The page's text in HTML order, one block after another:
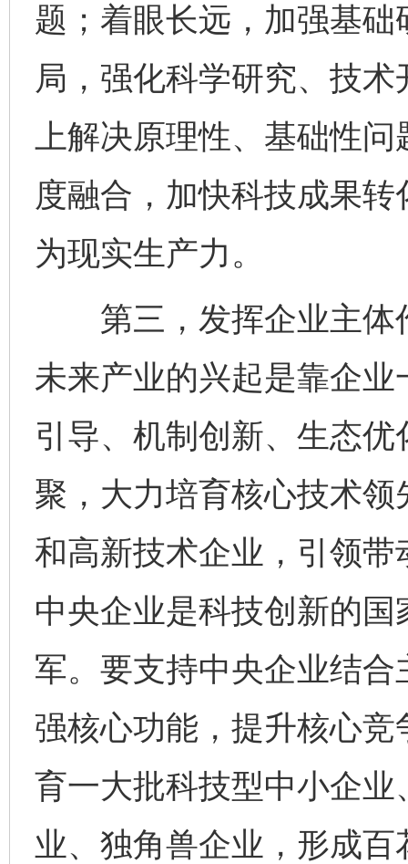
题；着眼长远，加强基
局，强化科学研究、技
上解决原理性、基础性
度融合，加快科技成果
为现实生产力。
第三，发挥企业主体
未来产业的兴起是靠企
引导、机制创新、生态
聚，大力培育核心技术
和高新技术企业，引领
中央企业是科技创新的
军。要支持中央企业结
强核心功能，提升核心
育一大批科技型中小企
业、独角兽企业，形成